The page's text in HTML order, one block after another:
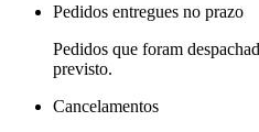
Pedidos entregues no prazo
Pedidos que foram
previsto.
Cancelamentos